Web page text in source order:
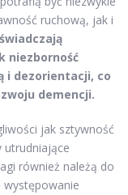
ruchową, jak i
niezborność
i dezorientacji, co
demencji.
jak sztywność
utrudniające
również należą do
występowanie